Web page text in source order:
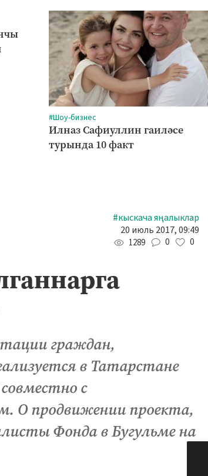
#Шоу-бизнес
Илназ Сафиуллин гаиләсе
турында 10 факт
#кыскача яңалыклар
20 июль 2017, 09:49
1289 0 0
граждан,
в Татарстане
с
О продвижении проекта,
Фонда в Бугульме на